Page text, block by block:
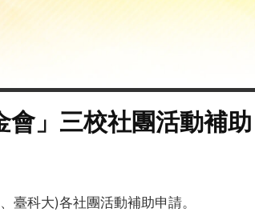
會」三校社團活動補助
臺科大)各社團活動補助申請。